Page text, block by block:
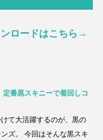
ロードはこちら→
定番黒スキニーで着回しコ
て大活躍するのが、黒の
ズ。 今回はそんな黒スキ